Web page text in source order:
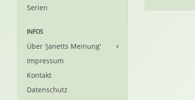
Serien
INFOS
Über 'Janetts Meinung'
Impressum
Kontakt
Datenschutz